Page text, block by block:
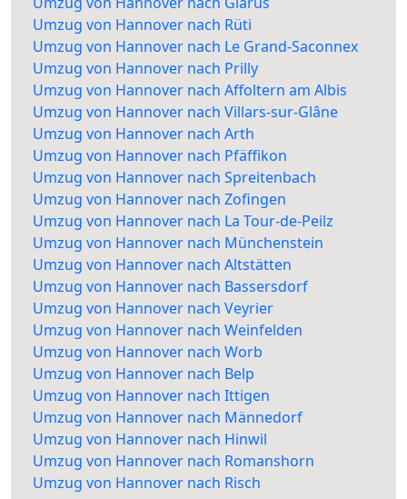
Umzug von Hannover nach Rüti
Umzug von Hannover nach Le Grand-Saconnex
Umzug von Hannover nach Prilly
Umzug von Hannover nach Affoltern am Albis
Umzug von Hannover nach Villars-sur-Glâne
Umzug von Hannover nach Arth
Umzug von Hannover nach Pfäffikon
Umzug von Hannover nach Spreitenbach
Umzug von Hannover nach Zofingen
Umzug von Hannover nach La Tour-de-Peilz
Umzug von Hannover nach Münchenstein
Umzug von Hannover nach Altstätten
Umzug von Hannover nach Bassersdorf
Umzug von Hannover nach Veyrier
Umzug von Hannover nach Weinfelden
Umzug von Hannover nach Worb
Umzug von Hannover nach Belp
Umzug von Hannover nach Ittigen
Umzug von Hannover nach Männedorf
Umzug von Hannover nach Hinwil
Umzug von Hannover nach Romanshorn
Umzug von Hannover nach Risch